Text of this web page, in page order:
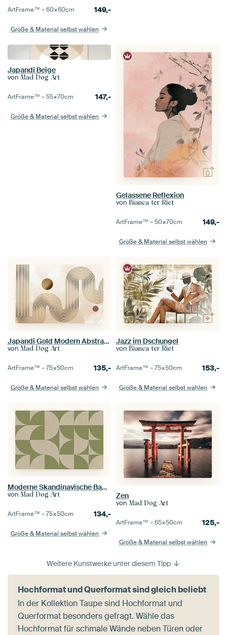
ArtFrame™ –60×60cm 149,-
Größe & Material selbst wählen
Japandi Beige
von Mad Dog Art
ArtFrame™ –55×70cm 147,-
Größe & Material selbst wählen
Gelassene Reflexion
von Bianca ter Riet
ArtFrame™ –50×70cm 149,-
Größe & Material selbst wählen
Japandi Gold Modern Abstrakt Geometrisch Organisch
von Mad Dog Art
ArtFrame™ –75×50cm 135,-
Größe & Material selbst wählen
Jazz im Dschungel
von Bianca ter Riet
ArtFrame™ –75×50cm 153,-
Größe & Material selbst wählen
Moderne Skandinavische Bauhaus Abstraktion Organisch
von Mad Dog Art
ArtFrame™ –75×50cm 134,-
Größe & Material selbst wählen
Zen
von Mad Dog Art
ArtFrame™ –65×50cm 125,-
Größe & Material selbst wählen
Weitere Kunstwerke unter diesem Tipp
Hochformat und Querformat sind gleich beliebt
In der Kollektion Taupe sind Hochformat und
Querformat besonders gefragt. Wähle das
Hochformat für schmale Wände neben Türen oder